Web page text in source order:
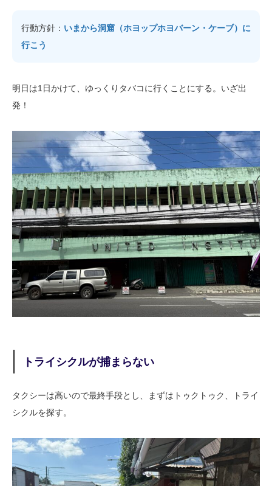
行動方針： いまから洞窟（ホヨップホヨバーン・ケーブ）に
行こう
明日は1日かけて、ゆっくりタバコに行くことにする。いざ出
発！
トライシクルが捕まらない
タクシーは高いので最終手段とし、まずはトゥクトゥク、トライ
シクルを探す。